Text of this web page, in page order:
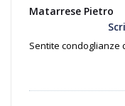
Matarrese Pietro
Sentite condoglianze